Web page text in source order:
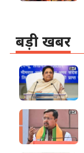
बड़ी खबर